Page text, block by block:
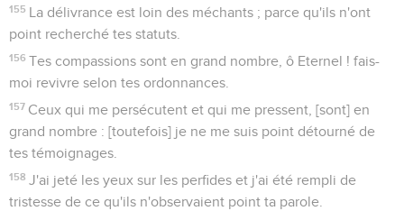
155 La délivrance est loin des méchants ; parce qu'ils n'ont
point recherché tes statuts.
156 Tes compassions sont en grand nombre, ô Eternel ! fais-
moi revivre selon tes ordonnances.
157 Ceux qui me persécutent et qui me pressent, [sont] en
grand nombre : [toutefois] je ne me suis point détourné de
tes témoignages.
158 J'ai jeté les yeux sur les perfides et j'ai été rempli de
tristesse de ce qu'ils n'observaient point ta parole.